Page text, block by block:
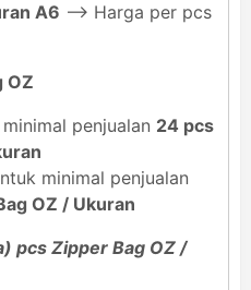
A6 --> Harga per pcs
OZ
penjualan 24 pcs
minimal penjualan
OZ / Ukuran
pcs Zipper Bag OZ /